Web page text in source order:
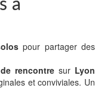
à
pour partager des
rencontre sur Lyon
et conviviales. Un